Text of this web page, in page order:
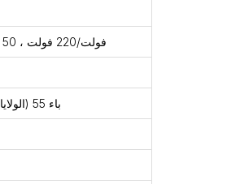
380 فولت/220 فولت ، 50 هرتز / 60 هرتز
باء 55 (الولايات المتحدة الأمريكية)